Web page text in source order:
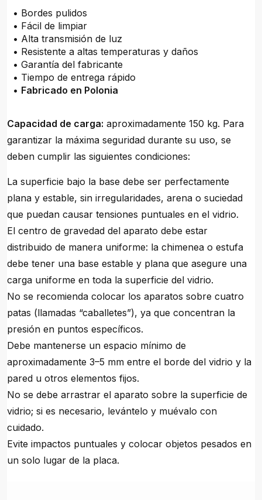
• Bordes pulidos
• Fácil de limpiar
• Alta transmisión de luz
• Resistente a altas temperaturas y daños
• Garantía del fabricante
• Tiempo de entrega rápido
• Fabricado en Polonia
Capacidad de carga: aproximadamente 150 kg. Para
garantizar la máxima seguridad durante su uso, se
deben cumplir las siguientes condiciones:
La superficie bajo la base debe ser perfectamente
plana y estable, sin irregularidades, arena o suciedad
que puedan causar tensiones puntuales en el vidrio.
El centro de gravedad del aparato debe estar
distribuido de manera uniforme: la chimenea o estufa
debe tener una base estable y plana que asegure una
carga uniforme en toda la superficie del vidrio.
No se recomienda colocar los aparatos sobre cuatro
patas (llamadas “caballetes”), ya que concentran la
presión en puntos específicos.
Debe mantenerse un espacio mínimo de
aproximadamente 3–5 mm entre el borde del vidrio y la
pared u otros elementos fijos.
No se debe arrastrar el aparato sobre la superficie de
vidrio; si es necesario, levántelo y muévalo con
cuidado.
Evite impactos puntuales y colocar objetos pesados en
un solo lugar de la placa.